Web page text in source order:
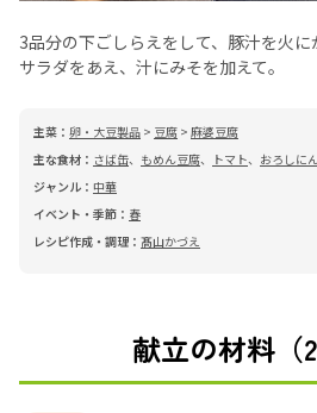
3品分の下ごしらえをして、豚汁を火に
サラダをあえ、汁にみそを加えて。
主菜： 卵・大豆製品 > 豆腐 > 麻婆豆腐
主な食材： さば缶、 もめん豆腐、 トマト、 おろしに
ジャンル： 中華
イベント・季節： 春
レシピ作成・調理： 髙山かづえ
献立の材料（2